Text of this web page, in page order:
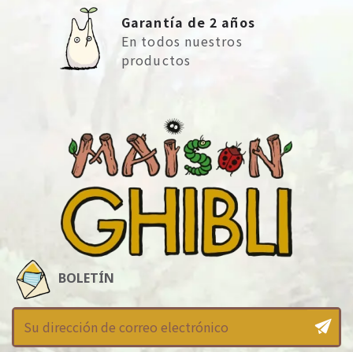
Garantía de 2 años
En todos nuestros
productos
BOLETÍN